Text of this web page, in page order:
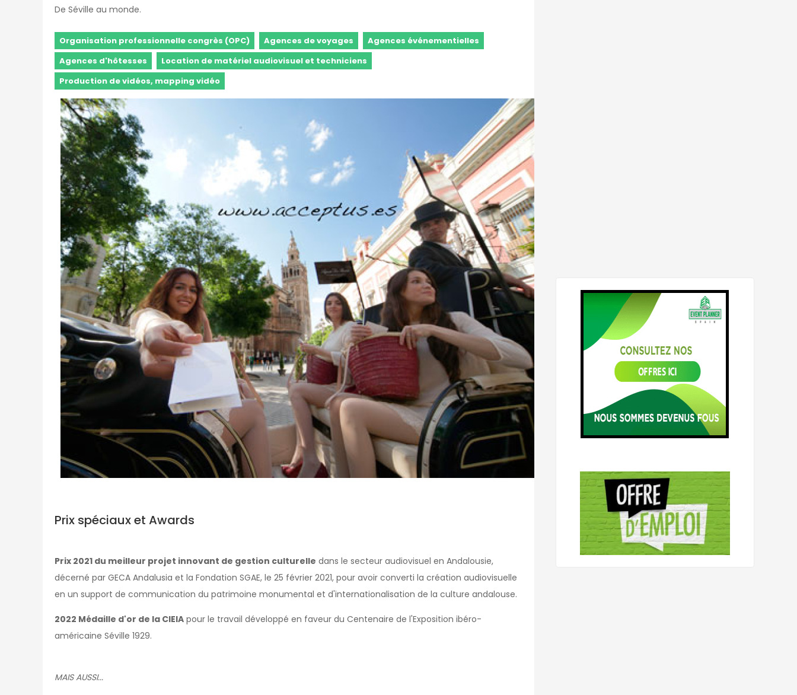
De Séville au monde.
Organisation professionnelle congrès (OPC) Agences de voyages
Agences événementielles
Agences d'hôtesses
Location de matériel audiovisuel et techniciens
Production de vidéos, mapping vidéo
Prix spéciaux et Awards
Prix 2021 du meilleur projet innovant de gestion culturelle dans le secteur audiovisuel en Andalousie,
décerné par GECA Andalusia et la Fondation SGAE, le 25 février 2021, pour avoir converti la création audiovisuelle
en un support de communication du patrimoine monumental et d'internationalisation de la culture andalouse.
2022 Médaille d'or de la CIEIA pour le travail développé en faveur du Centenaire de l'Exposition ibéro-
américaine Séville 1929.
MAIS AUSSI...